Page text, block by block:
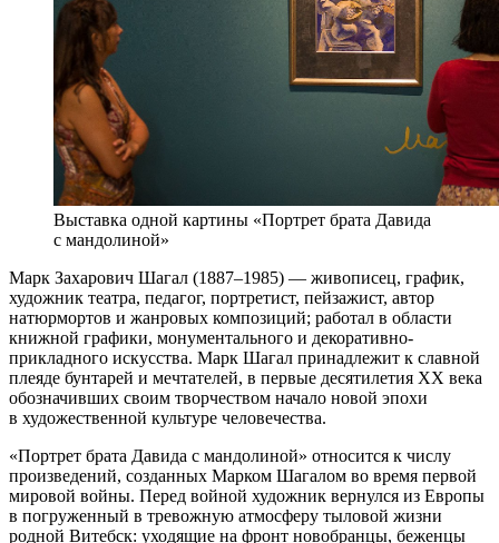
Выставка одной картины «Портрет брата Давида
с мандолиной»
Марк Захарович Шагал (1887–1985) — живописец, график,
художник театра, педагог, портретист, пейзажист, автор
натюрмортов и жанровых композиций; работал в области
книжной графики, монументального и декоративно-
прикладного искусства. Марк Шагал принадлежит к славной
плеяде бунтарей и мечтателей, в первые десятилетия ХХ века
обозначивших своим творчеством начало новой эпохи
в художественной культуре человечества.
«Портрет брата Давида с мандолиной» относится к числу
произведений, созданных Марком Шагалом во время первой
мировой войны. Перед войной художник вернулся из Европы
в погруженный в тревожную атмосферу тыловой жизни
родной Витебск: уходящие на фронт новобранцы, беженцы